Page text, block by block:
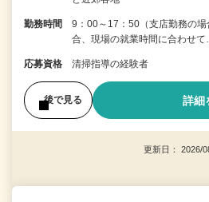
勤務時間
9：00～17：50（支店勤務の
合、現場の就業時間に合わせ
応募資格 清掃指導の経験者
後で見る 詳細
更新日： 2026/